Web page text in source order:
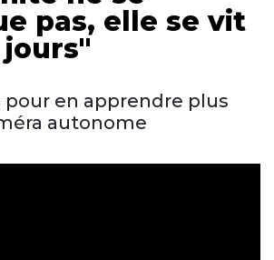
pas, elle se vit
pour en apprendre plus
autonome